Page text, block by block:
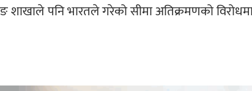
शाखाले पनि भारतले गरेको सीमा अतिक्रमणको